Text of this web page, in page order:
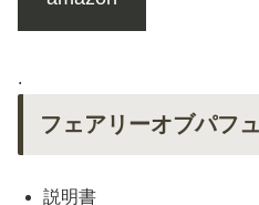
.
フェアリーオブパフ
説明書